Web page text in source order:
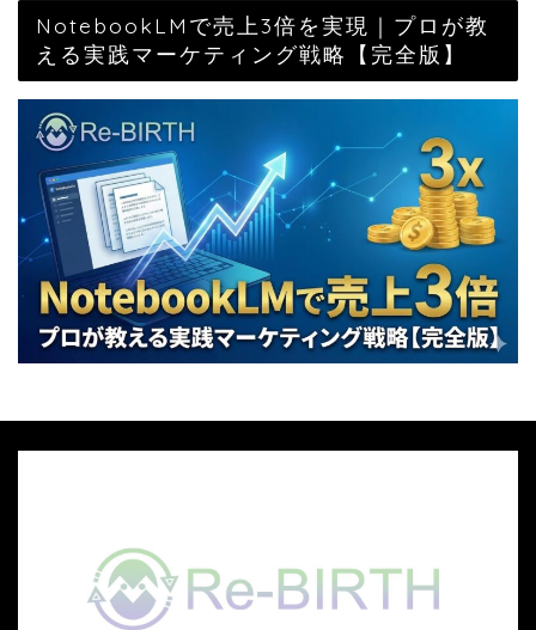
NotebookLMで売上3倍を実現｜プロが教
える実践マーケティング戦略【完全版】